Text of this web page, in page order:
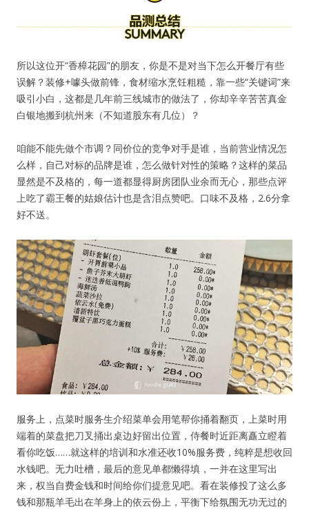
所以这位开“香樟花园”的朋友，你是不是对当下怎么开餐厅有些
误解？装修+噱头做前锋，食材缩水烹饪粗糙，靠一些“关键词”来
吸引小白，这都是几年前三线城市的做法了，你却辛辛苦苦真金
白银地搬到杭州来（不知道股东有几位）？
咱能不能先做个市调？同价位的竞争对手是谁，当前营业情况怎
么样，自己对标的品牌是谁，怎么做针对性的策略？这样的菜品
显然是不及格的，每一道都显得厨房团队业余而无心，那些点评
上吃了霸王餐的姑娘估计也是含泪点赞吧。口味不及格，2.6分拿
好不送。
服务上，点菜时服务生介绍菜单会用笔帮你捅着翻页，上菜时用
端着的菜盘把刀叉捅出桌边好留出位置，侍餐时近距离矗立瞪着
看你吃饭……就这样的培训和水准还收10%服务费，纯粹是想收回
水钱吧。无力吐槽，最后的意见单都懒得填，一并在这里写出
来，权当自费金钱和时间给你们提意见吧。看在装修投了这么多
钱和那瓶羊毛出在羊身上的依云份上，平衡下给氛围无功无过的